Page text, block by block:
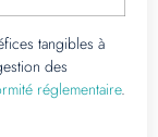
tangibles à
des
réglementaire.